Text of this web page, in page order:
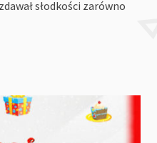
słodkości zarówno